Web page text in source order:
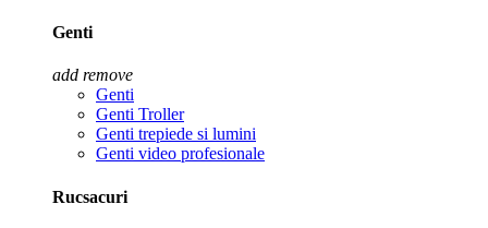
Genti
add remove
Genti
Genti Troller
Genti trepiede si lumini
Genti video profesionale
Rucsacuri